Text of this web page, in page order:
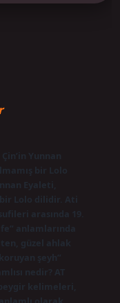
Yunnan
bir Lolo
Eyaleti,
Lolo dilidir. Ati
arasında 19.
anlamlarında
güzel ahlak
şeyh”
nedir? AT
kelimeleri,